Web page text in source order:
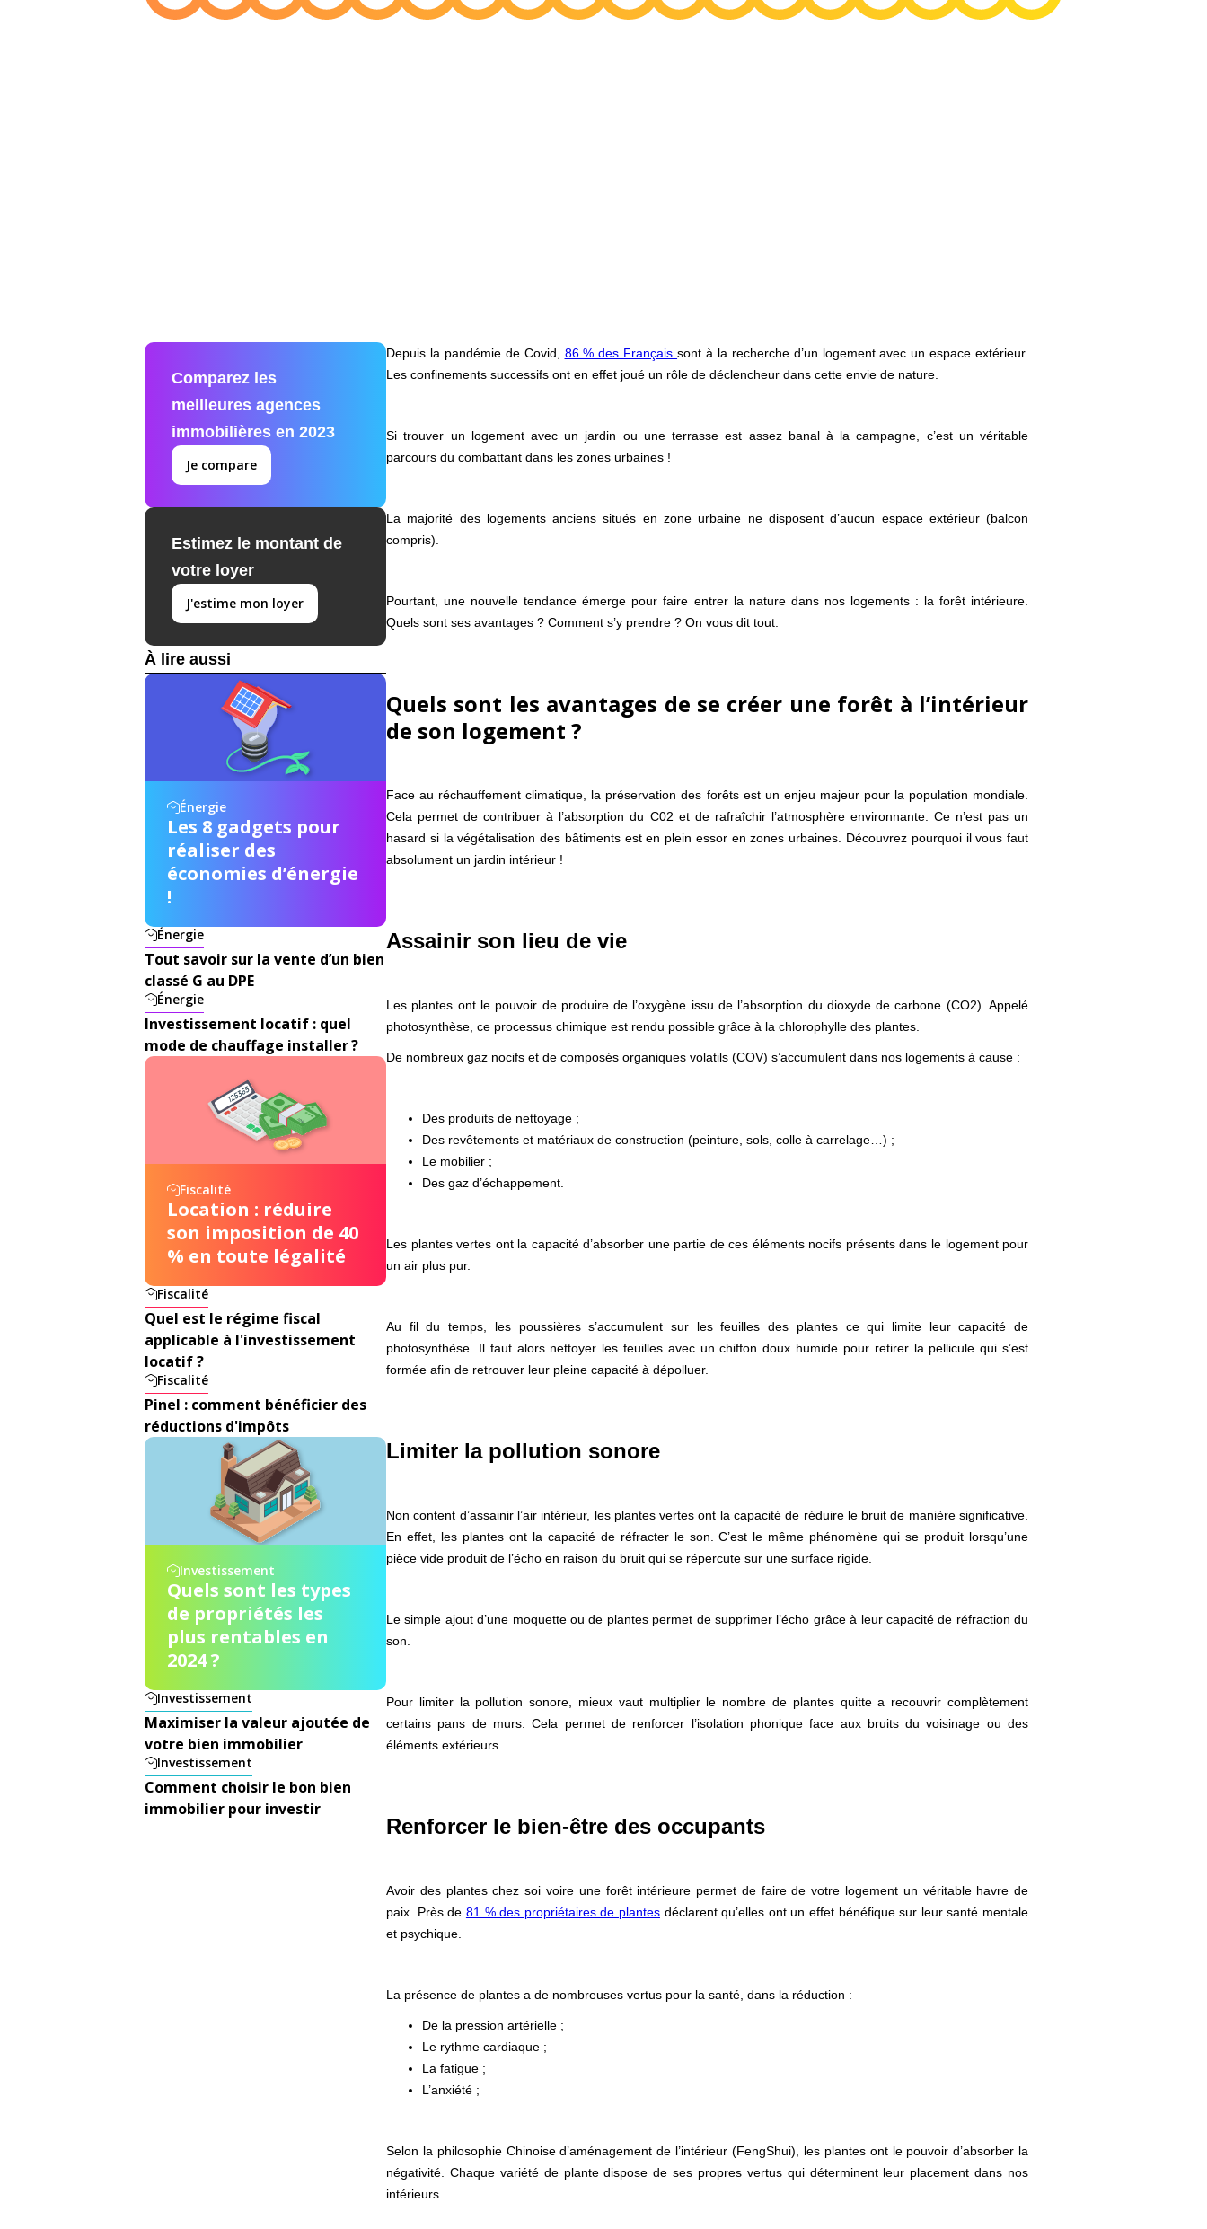
Comparez les
meilleures agences
immobilières en 2023
Je compare
Estimez le montant de
votre loyer
J'estime mon loyer
À lire aussi
Énergie
Les 8 gadgets pour
réaliser des
économies d’énergie
!
Énergie
Tout savoir sur la vente d’un bien
classé G au DPE
Énergie
Investissement locatif : quel
mode de chauffage installer ?
Fiscalité
Location : réduire
son imposition de 40
% en toute légalité
Fiscalité
Quel est le régime fiscal
applicable à l'investissement
locatif ?
Fiscalité
Pinel : comment bénéficier des
réductions d'impôts
Investissement
Quels sont les types
de propriétés les
plus rentables en
2024 ?
Investissement
Maximiser la valeur ajoutée de
votre bien immobilier
Investissement
Comment choisir le bon bien
immobilier pour investir
Depuis la pandémie de Covid, 86 % des Françaissont à la recherche d’un logement avec un espace extérieur.
Les confinements successifs ont en effet joué un rôle de déclencheur dans cette envie de nature.
Si trouver un logement avec un jardin ou une terrasse est assez banal à la campagne, c’est un véritable
parcours du combattant dans les zones urbaines !
La majorité des logements anciens situés en zone urbaine ne disposent d’aucun espace extérieur (balcon
compris).
Pourtant, une nouvelle tendance émerge pour faire entrer la nature dans nos logements : la forêt intérieure.
Quels sont ses avantages ? Comment s’y prendre ? On vous dit tout.
Quels sont les avantages de se créer une forêt à l’intérieur
de son logement ?
Face au réchauffement climatique, la préservation des forêts est un enjeu majeur pour la population mondiale.
Cela permet de contribuer à l’absorption du C02 et de rafraîchir l’atmosphère environnante. Ce n’est pas un
hasard si la végétalisation des bâtiments est en plein essor en zones urbaines. Découvrez pourquoi il vous faut
absolument un jardin intérieur !
Assainir son lieu de vie
Les plantes ont le pouvoir de produire de l’oxygène issu de l’absorption du dioxyde de carbone (CO2). Appelé
photosynthèse, ce processus chimique est rendu possible grâce à la chlorophylle des plantes.
De nombreux gaz nocifs et de composés organiques volatils (COV) s’accumulent dans nos logements à cause :
Des produits de nettoyage ;
Des revêtements et matériaux de construction (peinture, sols, colle à carrelage…) ;
Le mobilier ;
Des gaz d’échappement.
Les plantes vertes ont la capacité d’absorber une partie de ces éléments nocifs présents dans le logement pour
un air plus pur.
Au fil du temps, les poussières s’accumulent sur les feuilles des plantes ce qui limite leur capacité de
photosynthèse. Il faut alors nettoyer les feuilles avec un chiffon doux humide pour retirer la pellicule qui s’est
formée afin de retrouver leur pleine capacité à dépolluer.
Limiter la pollution sonore
Non content d’assainir l’air intérieur, les plantes vertes ont la capacité de réduire le bruit de manière significative.
En effet, les plantes ont la capacité de réfracter le son. C’est le même phénomène qui se produit lorsqu’une
pièce vide produit de l’écho en raison du bruit qui se répercute sur une surface rigide.
Le simple ajout d’une moquette ou de plantes permet de supprimer l’écho grâce à leur capacité de réfraction du
son.
Pour limiter la pollution sonore, mieux vaut multiplier le nombre de plantes quitte a recouvrir complètement
certains pans de murs. Cela permet de renforcer l’isolation phonique face aux bruits du voisinage ou des
éléments extérieurs.
Renforcer le bien-être des occupants
Avoir des plantes chez soi voire une forêt intérieure permet de faire de votre logement un véritable havre de
paix. Près de 81 % des propriétaires de plantesdéclarent qu’elles ont un effet bénéfique sur leur santé mentale
et psychique.
La présence de plantes a de nombreuses vertus pour la santé, dans la réduction :
De la pression artérielle ;
Le rythme cardiaque ;
La fatigue ;
L’anxiété ;
Selon la philosophie Chinoise d’aménagement de l’intérieur (FengShui), les plantes ont le pouvoir d’absorber la
négativité. Chaque variété de plante dispose de ses propres vertus qui déterminent leur placement dans nos
intérieurs.